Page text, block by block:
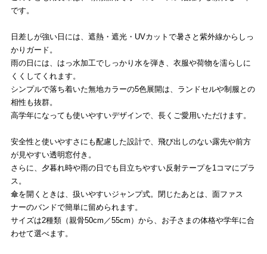
です。
日差しが強い日には、遮熱・遮光・UVカットで暑さと紫外線からしっ
かりガード。
雨の日には、はっ水加工でしっかり水を弾き、衣服や荷物を濡らしに
くくしてくれます。
シンプルで落ち着いた無地カラーの5色展開は、ランドセルや制服との
相性も抜群。
高学年になっても使いやすいデザインで、長くご愛用いただけます。
安全性と使いやすさにも配慮した設計で、飛び出しのない露先や前方
が見やすい透明窓付き。
さらに、夕暮れ時や雨の日でも目立ちやすい反射テープを1コマにプラ
ス。
傘を開くときは、扱いやすいジャンプ式。閉じたあとは、面ファス
ナーのバンドで簡単に留められます。
サイズは2種類（親骨50cm／55cm）から、お子さまの体格や学年に合
わせて選べます。